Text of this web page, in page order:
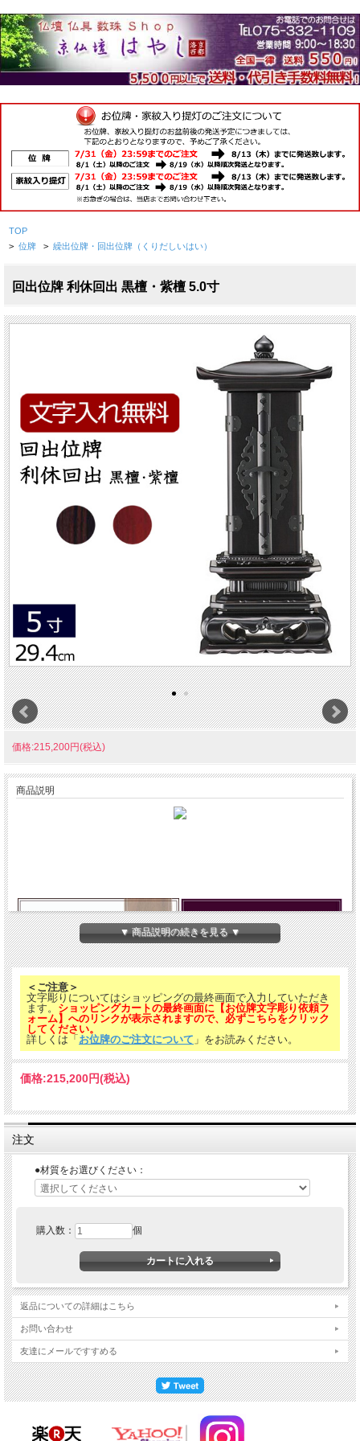
TOP
> 位牌 > 繰出位牌・回出位牌（くりだしいはい）
回出位牌 利休回出 黒檀・紫檀 5.0寸
価格:215,200円(税込)
商品説明
▼ 商品説明の続きを見る ▼
＜ご注意＞
文字彫りについてはショッピングの最終画面で入力していただき
ます。 ショッピングカートの最終画面に【お位牌文字彫り依頼フ
ォーム】へのリンクが表示されますので、必ずこちらをクリック
してください。
詳しくは「お位牌のご注文について 」をお読みください。
価格:215,200円(税込)
注文
●材質をお選びください：
購入数： 個
返品についての詳細はこちら
お問い合わせ
友達にメールですすめる